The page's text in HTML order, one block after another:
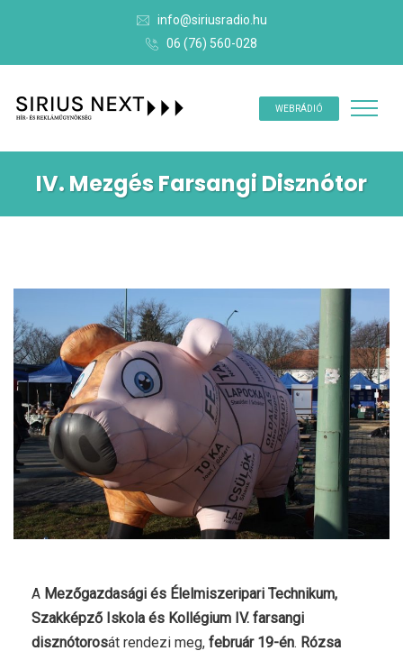
info@siriusradio.hu
06 (76) 560-028
WEBRÁDIÓ
IV. Mezgés Farsangi Disznótor
A Mezőgazdasági és Élelmiszeripari Technikum,
Szakképző Iskola és Kollégium IV. farsangi
disznótorosát rendezi meg, február 19-én. Rózsa